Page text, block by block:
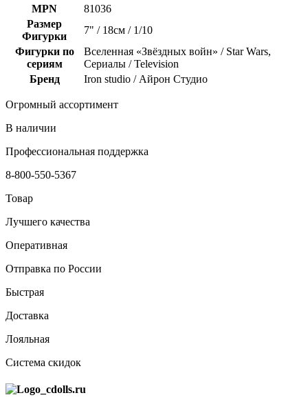
MPN
81036
Размер
Фигурки
7" / 18см / 1/10
Фигурки по
сериям
Вселенная «Звёздных войн» / Star Wars,
Сериалы / Television
Бренд
Iron studio / Айрон Студио
Огромный ассортимент
В наличии
Профессиональная поддержка
8-800-550-5367
Товар
Лучшего качества
Оперативная
Отправка по России
Быстрая
Доставка
Лояльная
Система скидок